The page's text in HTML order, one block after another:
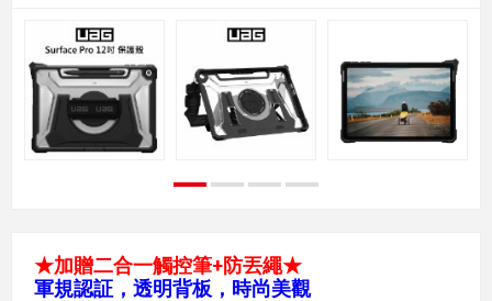
★加贈二合一觸控筆+防丟繩★
軍規認証，透明背板，時尚美觀